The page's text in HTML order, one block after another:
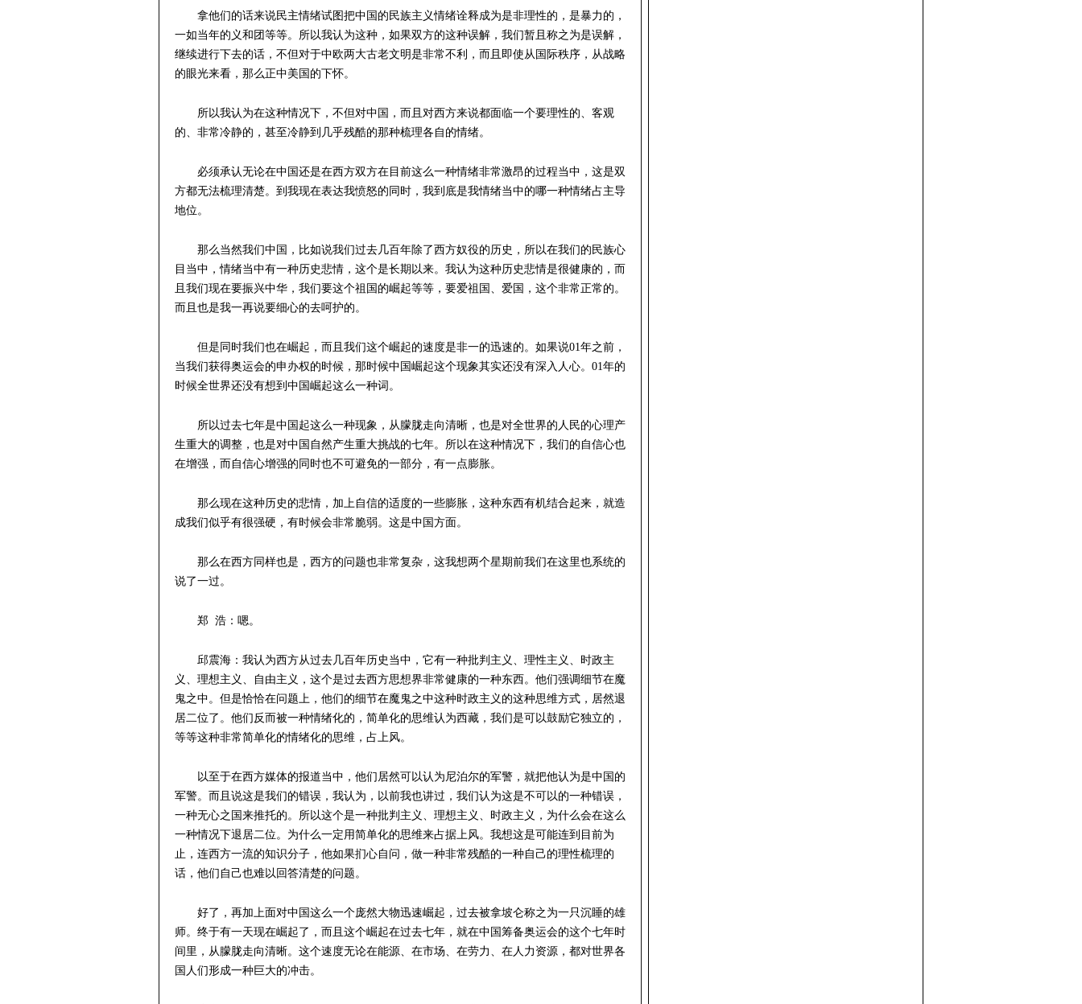
拿他们的话来说民主情绪试图把中国的民族主义情绪诠释成为是非理性的，是暴力的，
一如当年的义和团等等。所以我认为这种，如果双方的这种误解，我们暂且称之为是误解，
继续进行下去的话，不但对于中欧两大古老文明是非常不利，而且即使从国际秩序，从战略
的眼光来看，那么正中美国的下怀。
所以我认为在这种情况下，不但对中国，而且对西方来说都面临一个要理性的、客观
的、非常冷静的，甚至冷静到几乎残酷的那种梳理各自的情绪。
必须承认无论在中国还是在西方双方在目前这么一种情绪非常激昂的过程当中，这是双
方都无法梳理清楚。到我现在表达我愤怒的同时，我到底是我情绪当中的哪一种情绪占主导
地位。
那么当然我们中国，比如说我们过去几百年除了西方奴役的历史，所以在我们的民族心
目当中，情绪当中有一种历史悲情，这个是长期以来。我认为这种历史悲情是很健康的，而
且我们现在要振兴中华，我们要这个祖国的崛起等等，要爱祖国、爱国，这个非常正常的。
而且也是我一再说要细心的去呵护的。
但是同时我们也在崛起，而且我们这个崛起的速度是非一的迅速的。如果说01年之前，
当我们获得奥运会的申办权的时候，那时候中国崛起这个现象其实还没有深入人心。01年的
时候全世界还没有想到中国崛起这么一种词。
所以过去七年是中国起这么一种现象，从朦胧走向清晰，也是对全世界的人民的心理产
生重大的调整，也是对中国自然产生重大挑战的七年。所以在这种情况下，我们的自信心也
在增强，而自信心增强的同时也不可避免的一部分，有一点膨胀。
那么现在这种历史的悲情，加上自信的适度的一些膨胀，这种东西有机结合起来，就造
成我们似乎有很强硬，有时候会非常脆弱。这是中国方面。
那么在西方同样也是，西方的问题也非常复杂，这我想两个星期前我们在这里也系统的
说了一过。
郑 浩：嗯。
邱震海：我认为西方从过去几百年历史当中，它有一种批判主义、理性主义、时政主
义、理想主义、自由主义，这个是过去西方思想界非常健康的一种东西。他们强调细节在魔
鬼之中。但是恰恰在问题上，他们的细节在魔鬼之中这种时政主义的这种思维方式，居然退
居二位了。他们反而被一种情绪化的，简单化的思维认为西藏，我们是可以鼓励它独立的，
等等这种非常简单化的情绪化的思维，占上风。
以至于在西方媒体的报道当中，他们居然可以认为尼泊尔的军警，就把他认为是中国的
军警。而且说这是我们的错误，我认为，以前我也讲过，我们认为这是不可以的一种错误，
一种无心之国来推托的。所以这个是一种批判主义、理想主义、时政主义，为什么会在这么
一种情况下退居二位。为什么一定用简单化的思维来占据上风。我想这是可能连到目前为
止，连西方一流的知识分子，他如果扪心自问，做一种非常残酷的一种自己的理性梳理的
话，他们自己也难以回答清楚的问题。
好了，再加上面对中国这么一个庞然大物迅速崛起，过去被拿坡仑称之为一只沉睡的雄
师。终于有一天现在崛起了，而且这个崛起在过去七年，就在中国筹备奥运会的这个七年时
间里，从朦胧走向清晰。这个速度无论在能源、在市场、在劳力、在人力资源，都对世界各
国人们形成一种巨大的冲击。